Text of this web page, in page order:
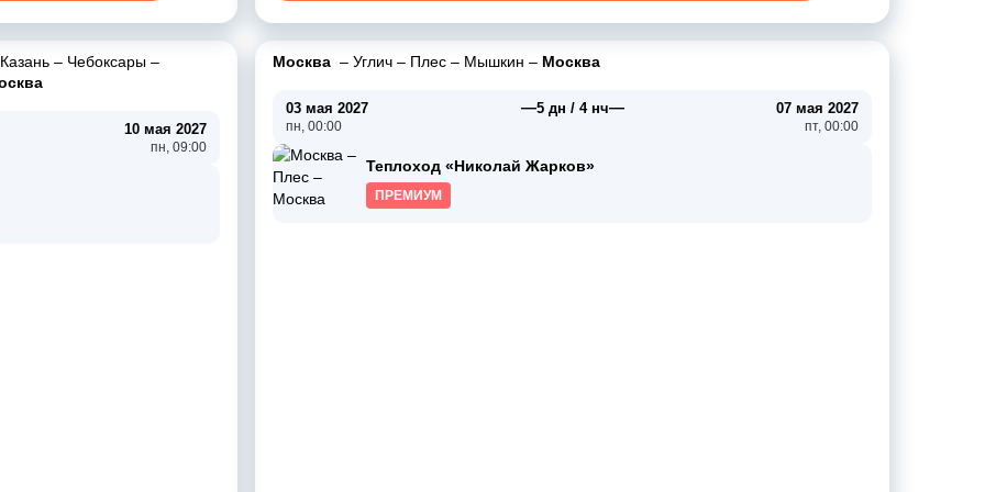
Казань – Чебоксары –
10 мая 2027
пн, 09:00
Москва – Углич – Плес – Мышкин – Москва
03 мая 2027
пн, 00:00
—5 дн / 4 нч— 07 мая 2027
пт, 00:00
Теплоход «Николай Жарков»
ПРЕМИУМ